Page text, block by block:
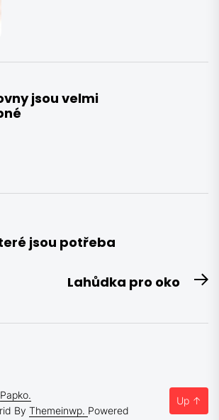
jsou velmi
jsou potřeba
Lahůdka pro oko
Papko.
By Themeinwp. Powered
Up ↑